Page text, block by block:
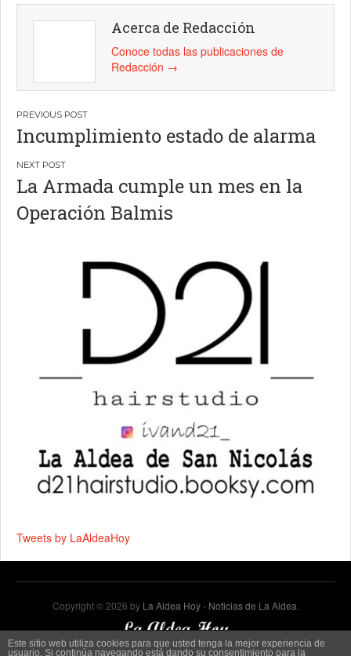
Acerca de Redacción
Conoce todas las publicaciones de
Redacción →
Navegación
de
entradas
Incumplimiento estado de alarma
La Armada cumple un mes en la
Operación Balmis
Tweets by LaAldeaHoy
Copyright © 2026 by La Aldea Hoy - Noticias de La Aldea
Este sitio web utiliza cookies para que usted tenga la mejor experiencia de
usuario. Si continúa navegando está dando su consentimiento para la